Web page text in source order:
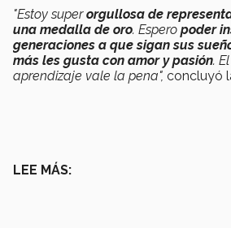
"Estoy superorgullosa de
una medalla de oro. Espero poder
generaciones a que sigan sus
más les gusta con amor y pasión.
aprendizaje vale la pena", concluyó
LEE MÁS: